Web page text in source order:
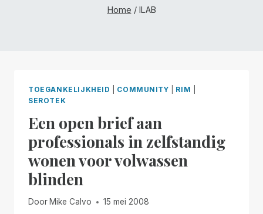
Home / ILAB
TOEGANKELIJKHEID COMMUNITY RIM
SEROTEK
Een open brief aan
professionals in zelfstandig
wonen voor volwassen
blinden
Door Mike Calvo 15 mei 2008